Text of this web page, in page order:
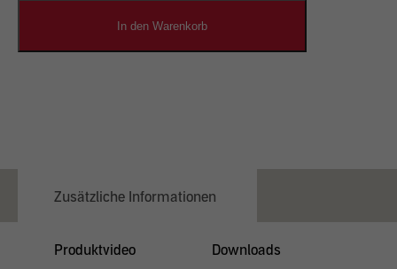
In den Warenkorb
Zusätzliche Informationen
Produktvideo Downloads